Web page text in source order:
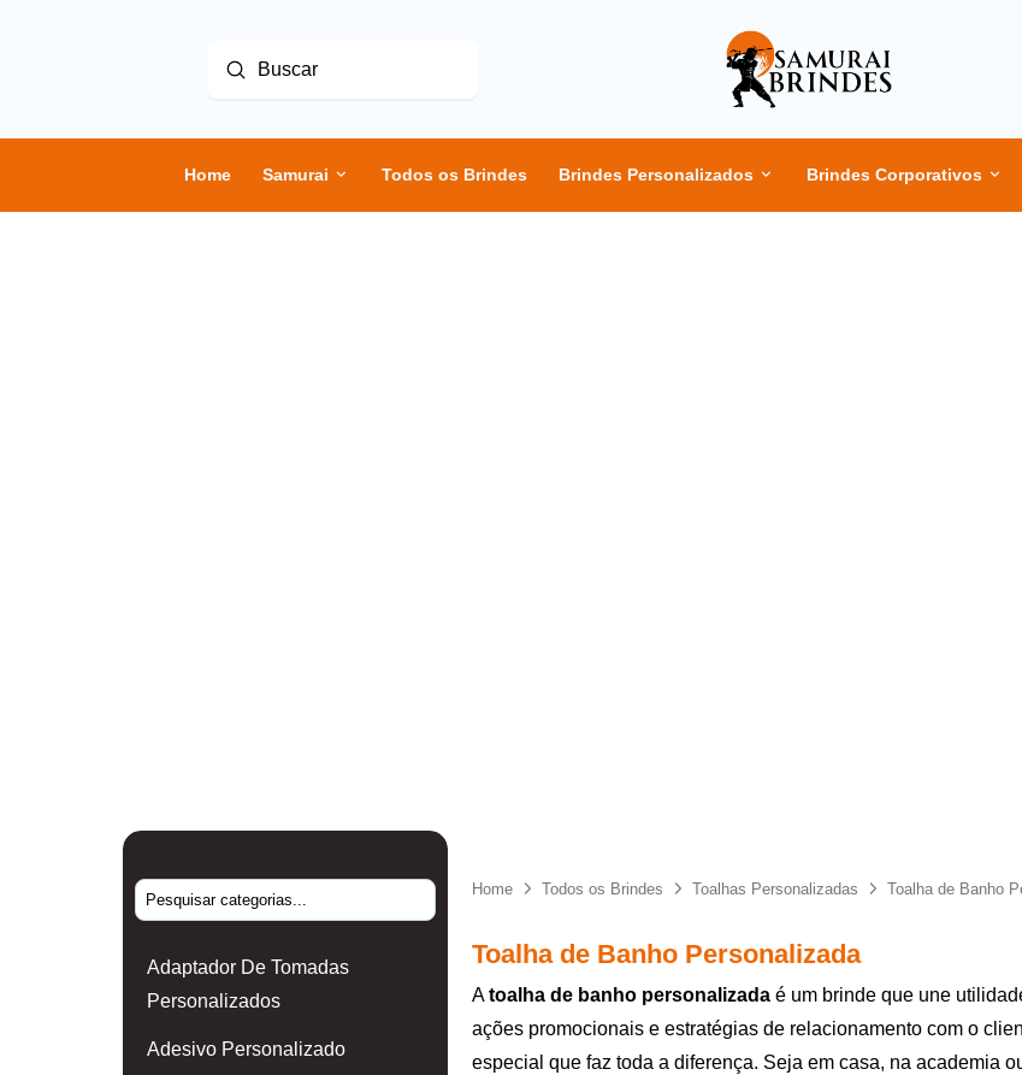
Buscar
Enviar
Home Samurai Todos os Brindes Brindes Personalizados Brindes Corporativos
Adaptador De Tomadas
Personalizados
Adesivo Personalizado
Home Todos os Brindes Toalhas Personalizadas Toalha de Banho
Toalha de Banho Personalizada
Atoalha de banho personalizada é um brinde que une
ações promocionais e estratégias de relacionamento com o
especial que faz toda a diferença. Seja em casa, na academia